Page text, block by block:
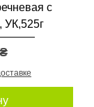
с
УК,525г